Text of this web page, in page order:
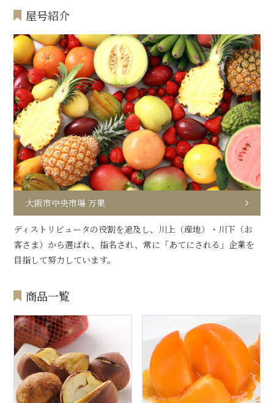
屋号紹介
大阪市中央市場 万果
ディストリビュータの役割を追及し、川上（産地）・川下（お
客さま）から選ばれ、指名され、常に「あてにされる」企業を
目指して努力しています。
商品一覧